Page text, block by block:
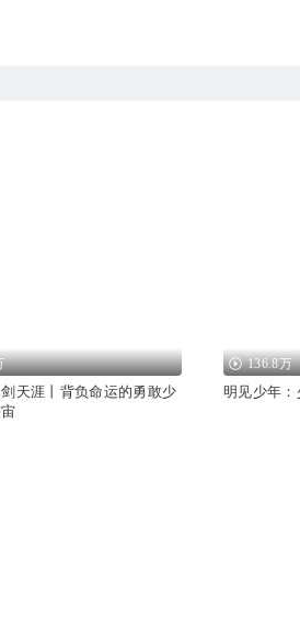
天涯丨背负命运的勇敢少
136.8万
明见少年：